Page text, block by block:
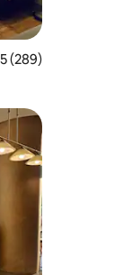
5 (289)